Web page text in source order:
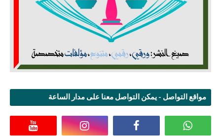
مواقع التواصل - يمكن التواصل معنا على مدار الساعة